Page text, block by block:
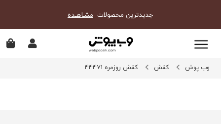
جدیدترین محصولات مشـاهـده
وب پوش کفش کفش روزمره 44471